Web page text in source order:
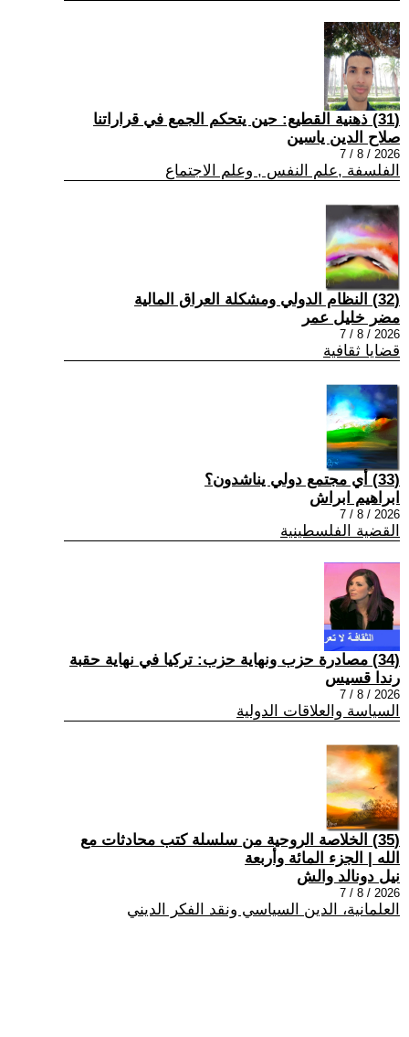
(31) ذهنية القطيع: حين يتحكم الجمع في قراراتنا
صلاح الدين ياسين
2026 / 8 / 7
الفلسفة ,علم النفس , وعلم الاجتماع
(32) النظام الدولي ومشكلة العراق المالية
مضر خليل عمر
2026 / 8 / 7
قضايا ثقافية
(33) أي مجتمع دولي يناشدون؟
ابراهيم ابراش
2026 / 8 / 7
القضية الفلسطينية
(34) مصادرة حزب ونهاية حزب: تركيا في نهاية حقبة
رندا قسيس
2026 / 8 / 7
السياسة والعلاقات الدولية
(35) الخلاصة الروحية من سلسلة كتب محادثات مع
الله | الجزء المائة وأربعة
نيل دونالد والش
2026 / 8 / 7
العلمانية، الدين السياسي ونقد الفكر الديني